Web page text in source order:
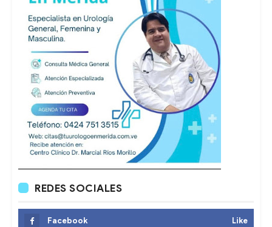
REDES SOCIALES
Facebook Like